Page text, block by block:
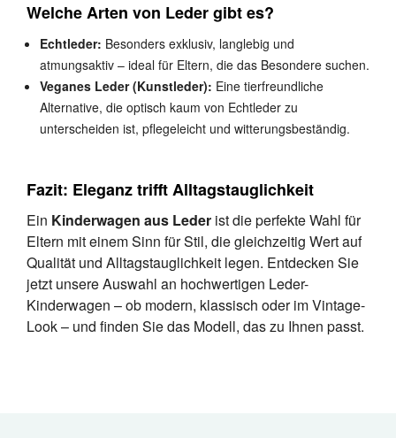
Welche Arten von Leder gibt es?
Echtleder: Besonders exklusiv, langlebig und
atmungsaktiv – ideal für Eltern, die das Besondere suchen.
Veganes Leder (Kunstleder): Eine tierfreundliche
Alternative, die optisch kaum von Echtleder zu
unterscheiden ist, pflegeleicht und witterungsbeständig.
Fazit: Eleganz trifft Alltagstauglichkeit
Ein Kinderwagen aus Leder ist die perfekte Wahl für
Eltern mit einem Sinn für Stil, die gleichzeitig Wert auf
Qualität und Alltagstauglichkeit legen. Entdecken Sie
jetzt unsere Auswahl an hochwertigen Leder-
Kinderwagen – ob modern, klassisch oder im Vintage-
Look – und finden Sie das Modell, das zu Ihnen passt.